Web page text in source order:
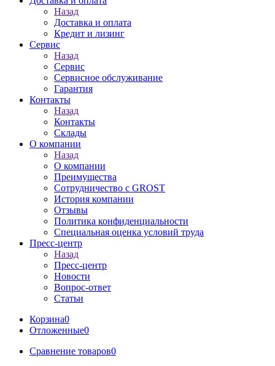
Назад
Доставка и оплата
Кредит и лизинг
Сервис
Назад
Сервис
Сервисное обслуживание
Гарантия
Контакты
Назад
Контакты
Склады
О компании
Назад
О компании
Преимущества
Сотрудничество с GROST
История компании
Отзывы
Политика конфиденциальности
Специальная оценка условий труда
Пресс-центр
Назад
Пресс-центр
Новости
Вопрос-ответ
Статьи
Корзина0
Отложенные0
Сравнение товаров0